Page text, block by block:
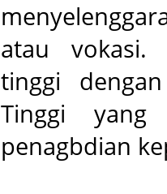
atau vokasi.
tinggi
Tinggi yang
penagbdian